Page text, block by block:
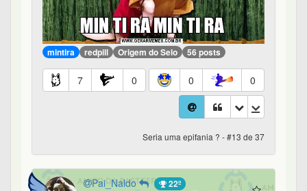
mintira redpill Origem do Selo 56 posts
7 0 0 0
Seria uma epifania ? - #13 de 37
Pai_Naldo 22º